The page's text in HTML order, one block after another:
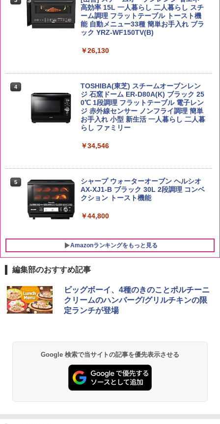
野沢農産 無洗米 青い流るる コシヒカリ
【在庫処分価格】ももたろう印 無洗米 5
kg 業務用 お米マイスターブレンド
￥2,680
イスキー ハイボール 缶
サントリー シングルモルト ウイスキー
白州 Story of the Distillery 2026 化粧箱
入 700ml
￥19,860
￥3,248
ップ麺 78g×20個
￥3,475
マルちゃん マルちゃんZUBAAAN! 横浜
家系醤油豚骨 3食パック 130g×3食
￥467
高効率 15L 一人暮らし 二人暮らし スチ
ーム調理 フラットテーブル トースト機
能 自動メニュー33種 簡単お手入れ ブラ
ック YRZ-WF150TV(B)
￥26,130
4
TOSHIBA(東芝) スチームオーブンレン
ジ 石窯ドーム ER-D80A(K) ブラック 25
0℃ 1段調理 フラットテーブル 電子レン
ジ 赤外線センサー ノンフライ調理 簡単
お手入れ 小型 新生活 一人暮らし 二人暮
らし ファミリー
￥34,546
5
シャープ ウォーターオーブン ヘルシオ
AX-XJ1-B ブラック 30L 2段調理 コンベ
クション トースト機能
￥44,800
Amazonランキングをもっと見る
編集部のおすすめ記事
ビッグボーイ、4種のきのことポルチーニ
クリームのハンバーグ/グリルチキンの限
定ランチが登場
Google 検索で当サイトの記事を優先表示させる